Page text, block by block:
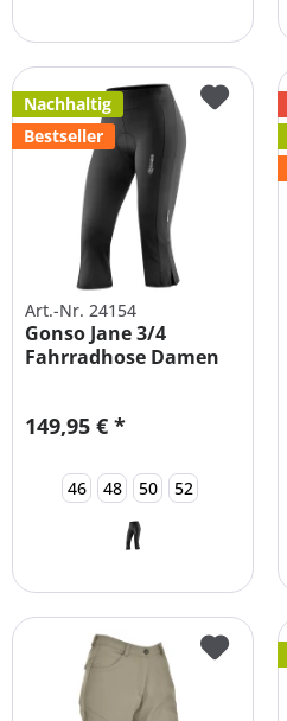
Nachhaltig
Bestseller
Art.-Nr. 24154
Gonso Jane 3/4
Fahrradhose Damen
149,95 € *
46 48 50 52